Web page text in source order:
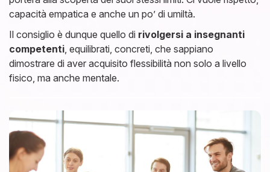
capacità empatica e anche un po’ di umiltà.
Il consiglio è dunque quello di rivolgersi a insegnanti
competenti , equilibrati, concreti, che sappiano
dimostrare di aver acquisito flessibilità non solo a livello
fisico, ma anche mentale.